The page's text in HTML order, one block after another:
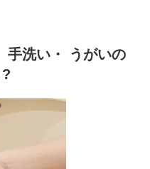
洗い・ うがいの